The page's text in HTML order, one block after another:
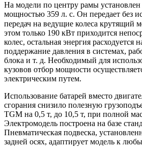
На модели по центру рамы установлен
мощностью 359 л. с. Он передает без
передач на ведущие колеса крутящий
этом только 190 кВт приходится
колес, остальная энергия расходуется
поддержание давления в системах,
блока и т. д. Необходимый для
кузовов отбор мощности
электрическим путем.
Использование батарей вместо
сгорания снизило полезную
TGM на 0,5 т, до 10,5 т, при полной
Электромодель построена на базе
Пневматическая подвеска,
задней осях, адаптирует модель к